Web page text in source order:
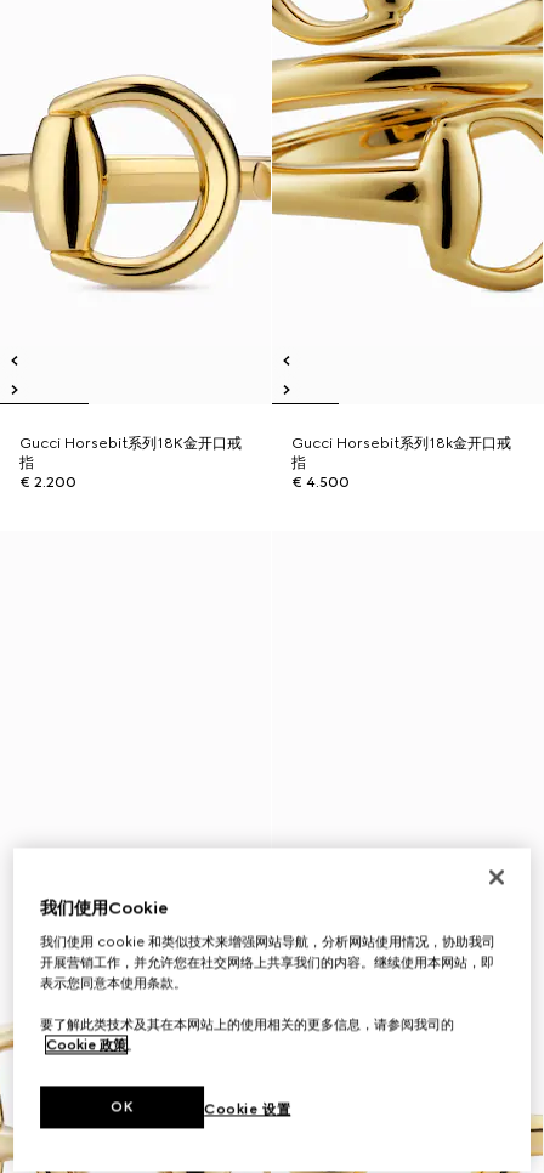
Gucci Horsebit系列18K金开口戒
指
€ 2.200
Gucci Horsebit系列18k金开口戒
指
€ 4.500
我们使用Cookie
我们使用 cookie 和类似技术来增强网站导航，分析网站使用情况，协助我司
开展营销工作，并允许您在社交网络上共享我们的内容。继续使用本网站，即
表示您同意本使用条款。
要了解此类技术及其在本网站上的使用相关的更多信息，请参阅我司的
Cookie 政策。
Cookie 设置
OK